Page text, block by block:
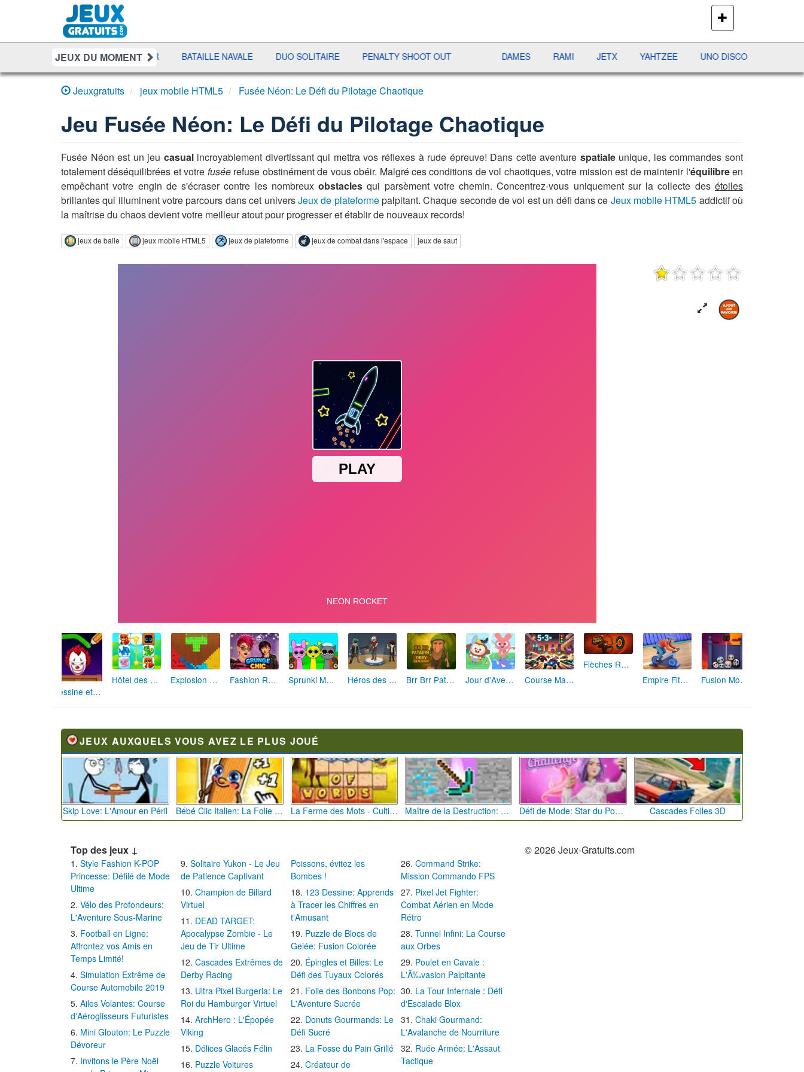
PLUS
DE
JEUX
JEUX DU MOMENT
SHERIFF POKER BATAILLE NAVALE DUO SOLITAIRE PENALTY SHOOT OUT RAMI JETX YAHTZEE UNO DISCO DÉFI MAHJONG
Jeuxgratuits jeux mobile HTML5 Fusée Néon: Le Défi du Pilotage Chaotique
Jeu Fusée Néon: Le Défi du Pilotage Chaotique
Fusée Néon est un jeu casualincroyablement divertissant qui mettra vos réflexes à rude épreuve! Dans cette aventure spatialeunique, les commandes sont
totalement déséquilibrées et votre fuséerefuse obstinément de vous obéir. Malgré ces conditions de vol chaotiques, votre mission est de maintenir l'équilibreen
empêchant votre engin de s'écraser contre les nombreuxobstacles qui parsèment votre chemin. Concentrez-vous uniquement sur la collecte desétoiles
brillantes qui illuminent votre parcours dans cet universJeux de plateformepalpitant. Chaque seconde de vol est un défi dans ce Jeux mobile HTML5 addictif où
la maîtrise du chaos devient votre meilleur atout pour progresser et établir de nouveaux records!
jeux de balle jeux mobile HTML5 jeux de plateforme jeux de combat dans l'espace jeux de saut
Dessine et Écrase : Le Jeu des Monstres
Hôtel des Animaux de Rêve Explosion de Blocs de Sable Fashion Rebelle: Style Grunge Chic Sprunki Monster: Rythmes Musicaux Monstres Héros des Terres Hostiles Brr Brr Patapim: Le Défi Parkour Délirant Jour d'Aventure: Puzzles en Plein Air Course Mathématique: La Vitesse par les Chiffres
Flèches Rusées 2 : Visez Juste et Défiez la Rotation!
Empire Fitness - Simulateur de Salle de Sport
Fusion Monstrueuse d'Halloween
JEUX AUXQUELS VOUS AVEZ LE PLUS JOUÉ
Skip Love: L'Amour en Péril Bébé Clic Italien: La Folie des Petits Bambins La Ferme des Mots - Cultivez votre Vocabulaire Maître de la Destruction: Fusion de Pioches Défi de Mode: Star du Podium Cascades Folles 3D
Top des jeux ↓
Style Fashion K-POP
Princesse: Défilé de Mode
Ultime
Vélo des Profondeurs:
L'Aventure Sous-Marine
Football en Ligne:
Affrontez vos Amis en
Temps Limité!
Simulation Extrême de
Course Automobile 2019
Ailes Volantes: Course
d'Aéroglisseurs Futuristes
Mini Glouton: Le Puzzle
Dévoreur
Invitons le Père Noël
Solitaire Yukon - Le Jeu
de Patience Captivant
Champion de Billard
Virtuel
DEAD TARGET:
Apocalypse Zombie - Le
Jeu de Tir Ultime
Cascades Extrêmes de
Derby Racing
Ultra Pixel Burgeria: Le
Roi du Hamburger Virtuel
ArchHero : L'Épopée
Viking
Délices Glacés Félin
Puzzle Voitures
Poissons, évitez les
Bombes !
123 Dessine: Apprends
à Tracer les Chiffres en
t'Amusant
Puzzle de Blocs de
Gelée: Fusion Colorée
Épingles et Billes: Le
Défi des Tuyaux Colorés
Folie des Bonbons Pop:
L'Aventure Sucrée
Donuts Gourmands: Le
Défi Sucré
La Fosse du Pain Grillé
Créateur de
Command Strike:
Mission Commando FPS
Pixel Jet Fighter:
Combat Aérien en Mode
Rétro
Tunnel Infini: La Course
aux Orbes
Poulet en Cavale :
L'Ã‰vasion Palpitante
La Tour Infernale : Défi
d'Escalade Blox
Chaki Gourmand:
L'Avalanche de Nourriture
Ruée Armée: L'Assaut
Tactique
© 2026 Jeux-Gratuits.com